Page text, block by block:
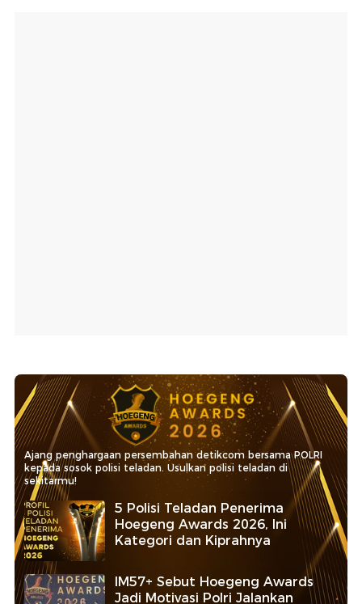
Ajang penghargaan persembahan detikcom bersama POLRI
kepada sosok polisi teladan. Usulkan polisi teladan di
sekitarmu!
5 Polisi Teladan Penerima
Hoegeng Awards 2026, Ini
Kategori dan Kiprahnya
IM57+ Sebut Hoegeng Awards
Jadi Motivasi Polri Jalankan